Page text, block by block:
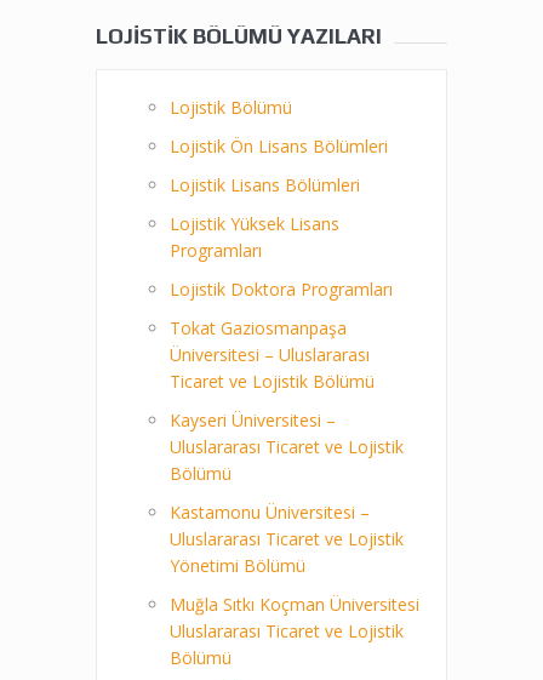
LOJISTIK BÖLÜMÜ YAZILARI
Lojistik Bölümü
Lojistik Ön Lisans Bölümleri
Lojistik Lisans Bölümleri
Lojistik Yüksek Lisans
Programları
Lojistik Doktora Programları
Tokat Gaziosmanpaşa
Üniversitesi – Uluslararası
Ticaret ve Lojistik Bölümü
Kayseri Üniversitesi –
Uluslararası Ticaret ve Lojistik
Bölümü
Kastamonu Üniversitesi –
Uluslararası Ticaret ve Lojistik
Yönetimi Bölümü
Muğla Sıtkı Koçman Üniversitesi
Uluslararası Ticaret ve Lojistik
Bölümü